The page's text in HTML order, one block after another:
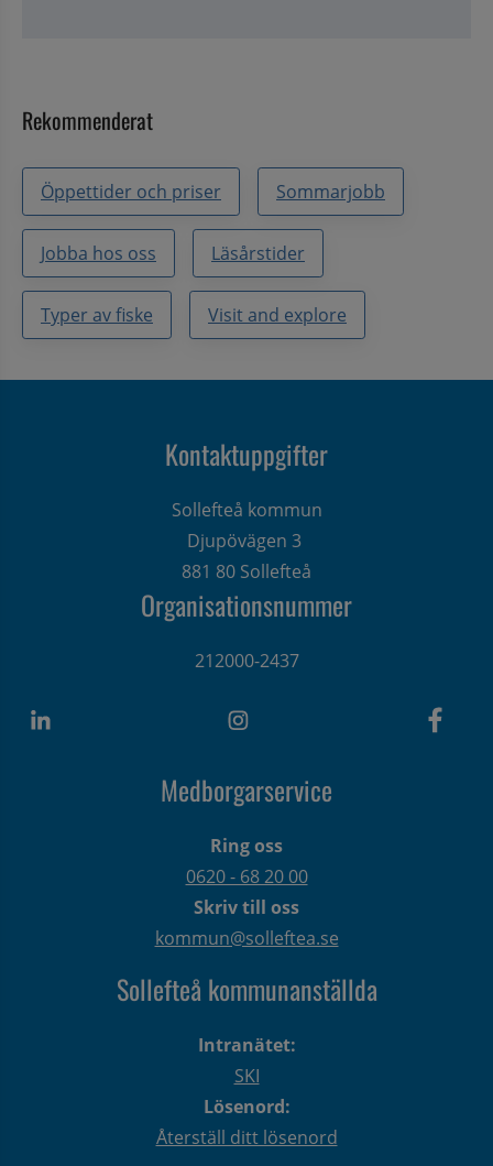
Rekommenderat
Öppettider och priser Sommarjobb
Jobba hos oss Läsårstider
Typer av fiske Visit and explore
Kontaktuppgifter
Sollefteå kommun
Djupövägen 3
881 80 Sollefteå
Organisationsnummer
212000-2437
Medborgarservice
Ring oss
0620 - 68 20 00
Skriv till oss
kommun@solleftea.se
Sollefteå kommunanställda
Intranätet:
SKI
Lösenord:
Återställ ditt lösenord